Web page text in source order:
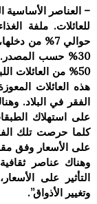
– العناصر الأساسية
للعائلات. ملفة
50% من العائلات
هذه العائلات
الفقر في البلاد.
على استهلاك
كلما حرصت تلك
على الأسعار وفق
وهناك عناصر
التأثير على
وتغيير الأذواق”.